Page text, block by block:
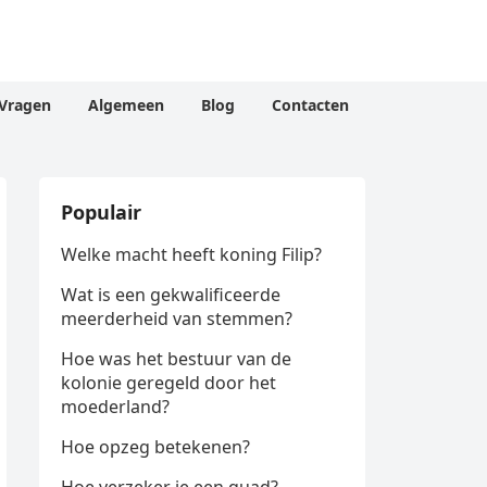
Algemeen Blog Contacten
Populair
Welke macht heeft koning Filip?
Wat is een gekwalificeerde
meerderheid van stemmen?
Hoe was het bestuur van de
kolonie geregeld door het
moederland?
Hoe opzeg betekenen?